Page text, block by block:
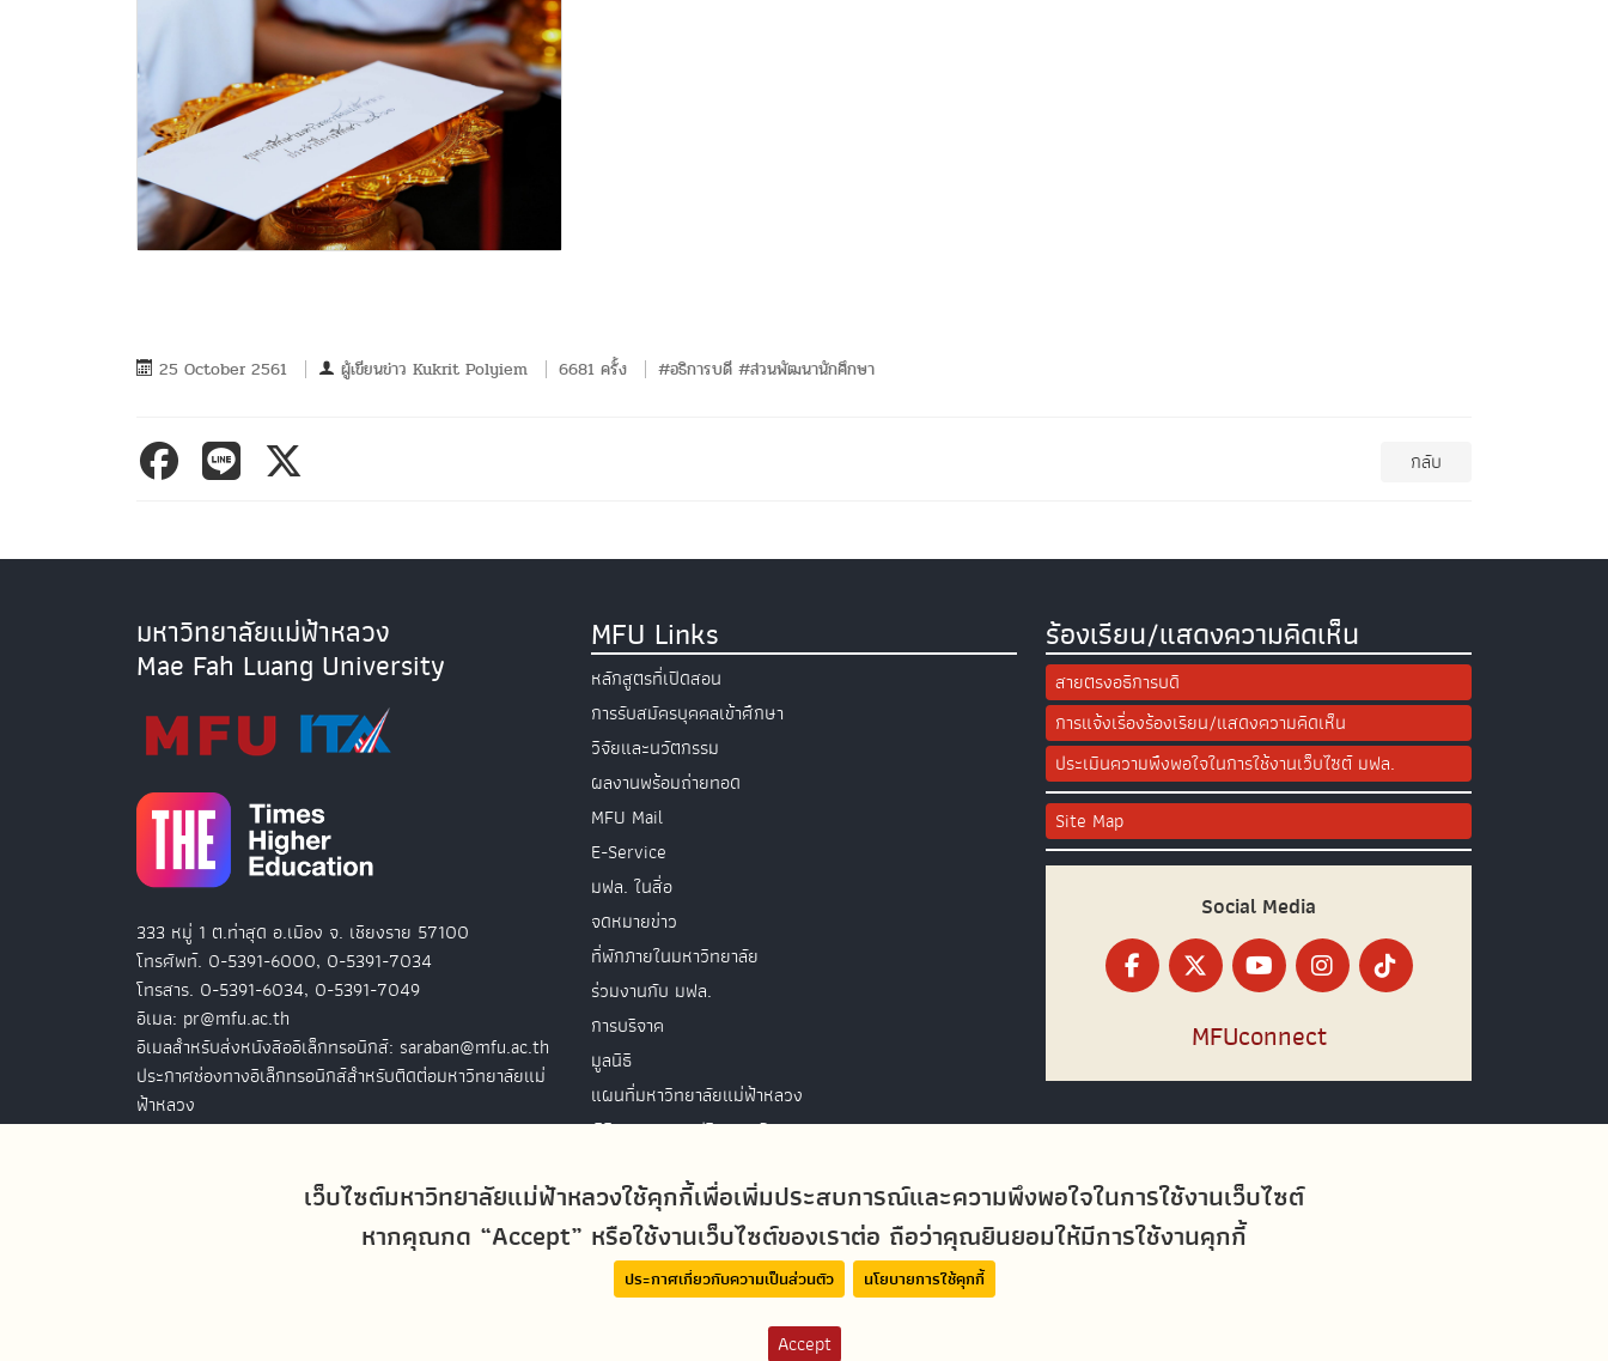
เว็บไซต์มหาวิทยาลัยแม่ฟ้าหลวงใช้คุกกี้เพื่อเพิ่มประสบการณ์และความพึงพอใจในการใช้งานเว็บไซต์
หากคุณกด “Accept” หรือใช้งานเว็บไซต์ของเราต่อ ถือว่าคุณยินยอมให้มีการใช้งานคุกกี้
ประกาศเกี่ยวกับความเป็นส่วนตัว นโยบายการใช้คุกกี้
Accept
25 October 2561 ผู้เขียนข่าว Kukrit Polyiem 6681 ครั้ง #อธิการบดี #ส่วนพัฒนานักศึกษา
กลับ
มหาวิทยาลัยแม่ฟ้าหลวง
Mae Fah Luang University
333 หมู่ 1 ต.ท่าสุด อ.เมือง จ. เชียงราย 57100
โทรศัพท์. 0-5391-6000, 0-5391-7034
โทรสาร. 0-5391-6034, 0-5391-7049
อีเมล: pr@mfu.ac.th
อีเมลสำหรับส่งหนังสืออิเล็กทรอนิกส์: saraban@mfu.ac.th
ประกาศช่องทางอิเล็กทรอนิกส์สำหรับติดต่อมหาวิทยาลัยแม่
ฟ้าหลวง
MFU Links
หลักสูตรที่เปิดสอน
การรับสมัครบุคคลเข้าศึกษา
วิจัยและนวัตกรรม
ผลงานพร้อมถ่ายทอด
MFU Mail
E-Service
มฟล. ในสื่อ
จดหมายข่าว
ที่พักภายในมหาวิทยาลัย
ร่วมงานกับ มฟล.
การบริจาค
มูลนิธิ
แผนที่มหาวิทยาลัยแม่ฟ้าหลวง
พิธีพระราชทานปริญญาบัตร
ร้องเรียน/แสดงความคิดเห็น
สายตรงอธิการบดี
การแจ้งเรื่องร้องเรียน/แสดงความคิดเห็น
ประเมินความพึงพอใจในการใช้งานเว็บไซต์ มฟล.
Site Map
Social Media
MFUconnect